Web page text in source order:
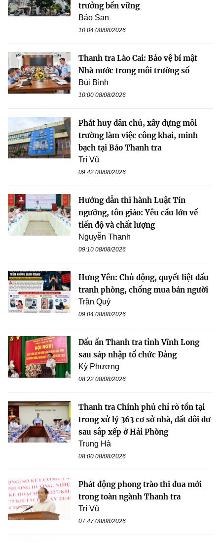
trưởng bền vững
Bảo San
10:04 08/08/2026
Thanh tra Lào Cai: Bảo vệ bí mật
Nhà nước trong môi trường số
Bùi Bình
10:00 08/08/2026
Phát huy dân chủ, xây dựng môi
trường làm việc công khai, minh
bạch tại Báo Thanh tra
Trí Vũ
09:42 08/08/2026
Hướng dẫn thi hành Luật Tín
ngưỡng, tôn giáo: Yêu cầu lớn về
tiến độ và chất lượng
Nguyễn Thanh
09:10 08/08/2026
Hưng Yên: Chủ động, quyết liệt đấu
tranh phòng, chống mua bán người
Trần Quý
09:04 08/08/2026
Dấu ấn Thanh tra tỉnh Vĩnh Long
sau sáp nhập tổ chức Đảng
Kỳ Phương
08:22 08/08/2026
Thanh tra Chính phủ chỉ rõ tồn tại
trong xử lý 363 cơ sở nhà, đất dôi dư
sau sắp xếp ở Hải Phòng
Trung Hà
08:00 08/08/2026
Phát động phong trào thi đua mới
trong toàn ngành Thanh tra
Trí Vũ
07:47 08/08/2026